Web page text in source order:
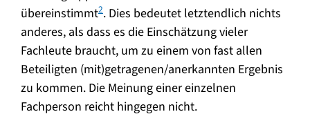
übereinstimmt2. Dies bedeutet letztendlich nichts
anderes, als dass es die Einschätzung vieler
Fachleute braucht, um zu einem von fast allen
Beteiligten (mit)getragenen/anerkannten Ergebnis
zu kommen. Die Meinung einer einzelnen
Fachperson reicht hingegen nicht.